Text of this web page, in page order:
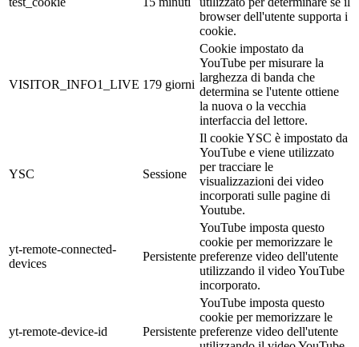
browser dell'utente supporta i
cookie.
VISITOR_INFO1_LIVE 179 giorni
Cookie impostato da
YouTube per misurare la
larghezza di banda che
determina se l'utente ottiene
la nuova o la vecchia
interfaccia del lettore.
YSC Sessione
Il cookie YSC è impostato da
YouTube e viene utilizzato
per tracciare le
visualizzazioni dei video
incorporati sulle pagine di
Youtube.
yt-remote-connected-
devices
Persistente
YouTube imposta questo
cookie per memorizzare le
preferenze video dell'utente
utilizzando il video YouTube
incorporato.
yt-remote-device-id Persistente
YouTube imposta questo
cookie per memorizzare le
preferenze video dell'utente